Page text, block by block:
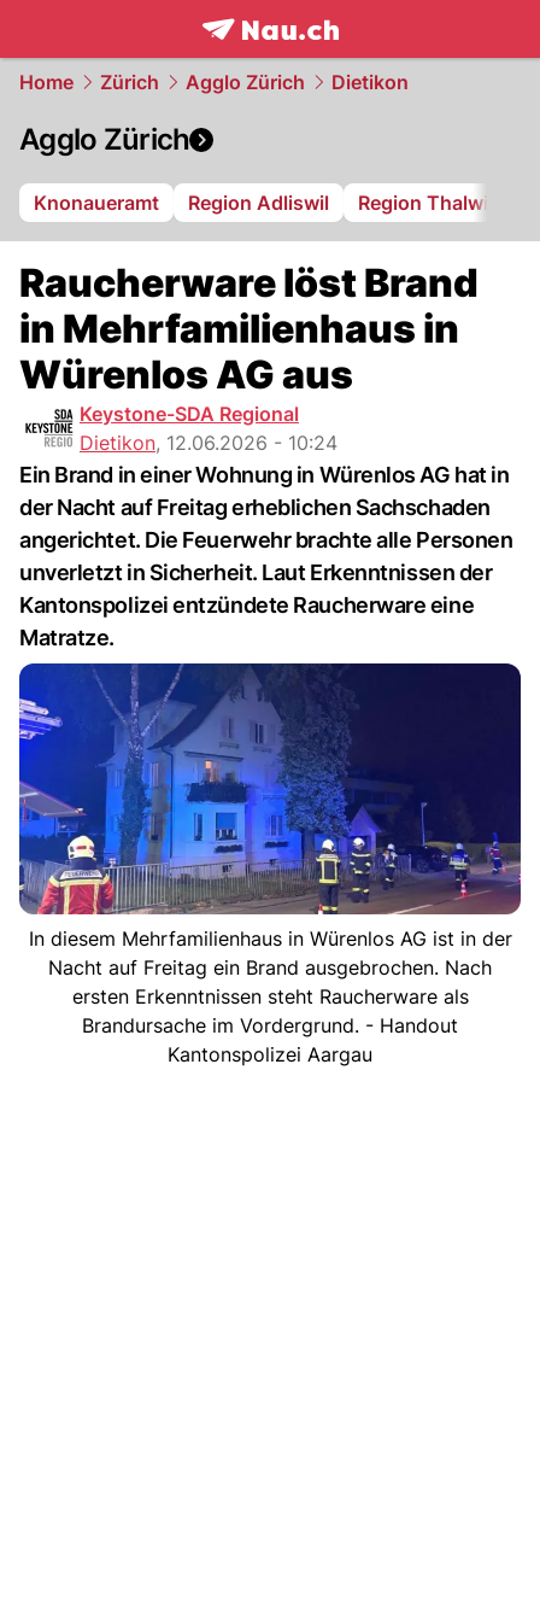
frontpage.NAU.ch
Home Zürich Agglo Zürich Dietikon
Agglo Zürich
Knonaueramt Region Adliswil Region Thalwil
Raucherware löst Brand
in Mehrfamilienhaus in
Würenlos AG aus
Keystone-SDA Regional
Dietikon, 12.06.2026 - 10:24
Ein Brand in einer Wohnung in Würenlos AG hat in
der Nacht auf Freitag erheblichen Sachschaden
angerichtet. Die Feuerwehr brachte alle Personen
unverletzt in Sicherheit. Laut Erkenntnissen der
Kantonspolizei entzündete Raucherware eine
Matratze.
In diesem Mehrfamilienhaus in Würenlos AG ist in der
Nacht auf Freitag ein Brand ausgebrochen. Nach
ersten Erkenntnissen steht Raucherware als
Brandursache im Vordergrund. - Handout
Kantonspolizei Aargau